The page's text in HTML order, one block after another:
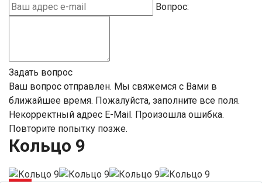
Вопрос:
Задать вопрос
Ваш вопрос отправлен. Мы свяжемся с Вами в
ближайшее время. Пожалуйста, заполните все поля.
Некорректный адрес E-Mail. Произошла ошибка.
Повторите попытку позже.
Кольцо 9
-6%